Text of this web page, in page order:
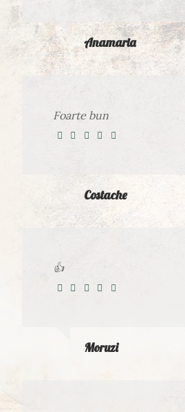
Anamaria
Foarte bun
Costache
👍
Moruzi